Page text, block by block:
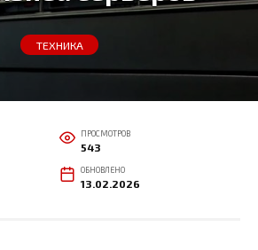
ТЕХНИКА
ПРОСМОТРОВ
543
ОБНОВЛЕНО
13.02.2026